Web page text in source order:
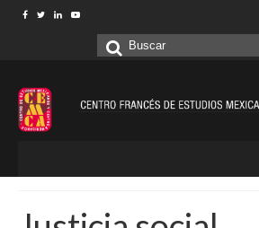
Buscar